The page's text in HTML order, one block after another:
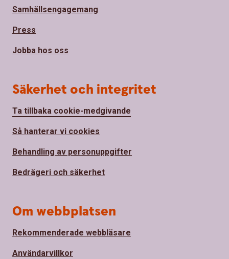
Samhällsengagemang
Press
Jobba hos oss
Säkerhet och integritet
Ta tillbaka cookie-medgivande
Så hanterar vi cookies
Behandling av personuppgifter
Bedrägeri och säkerhet
Om webbplatsen
Rekommenderade webbläsare
Användarvillkor